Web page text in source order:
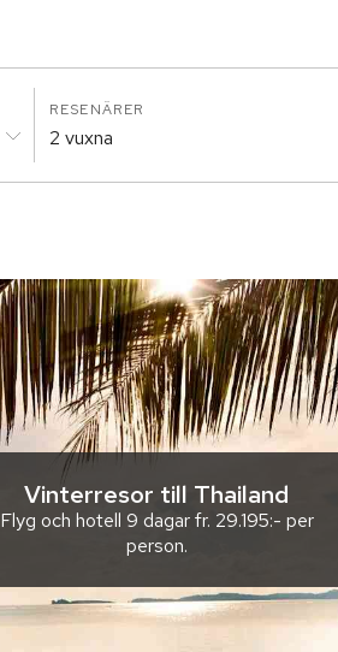
RESENÄRER
2 vuxna
Vinterresor till Thailand
Flyg och hotell 9 dagarfr. 29.195:- per
person.